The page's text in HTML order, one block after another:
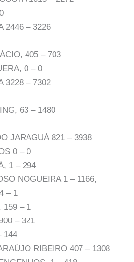
2446 – 3226
405 – 703
0 – 0
3228 – 7302
63 – 1480
JARAGUÁ 821 – 3938
0 – 0
1 – 294
NOGUEIRA 1 – 1166,
– 1
159 – 1
– 321
144
RIBEIRO 407 – 1308